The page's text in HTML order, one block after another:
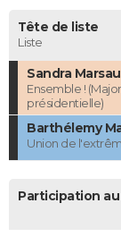
Tête de liste
Liste
Sandra
Ensemble !
présidentielle)
Barthélemy
Union de
Participation